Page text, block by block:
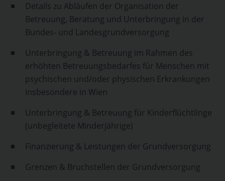
Details zu Abläufen der Organisation der
Betreuung, Beratung und Unterbringung in der
Bundes- und Landesgrundversorgung
Unterbringung & Betreuung im Rahmen des
erhöhten Betreuungsbedarfes für Menschen mit
psychischen und/oder physischen Erkrankungen
insbesondere in Wien
Unterbringung & Betreuung für Kinderflüchtlinge
(unbegleitete Minderjährige)
Finanzierung & Leistungen der Grundversorgung
Grenzen & Bruchstellen der Grundversorgung